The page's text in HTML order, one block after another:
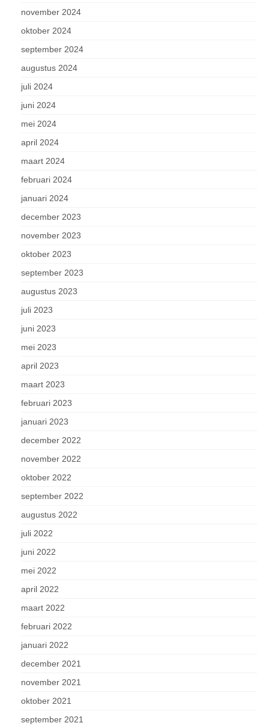
november 2024
oktober 2024
september 2024
augustus 2024
juli 2024
juni 2024
mei 2024
april 2024
maart 2024
februari 2024
januari 2024
december 2023
november 2023
oktober 2023
september 2023
augustus 2023
juli 2023
juni 2023
mei 2023
april 2023
maart 2023
februari 2023
januari 2023
december 2022
november 2022
oktober 2022
september 2022
augustus 2022
juli 2022
juni 2022
mei 2022
april 2022
maart 2022
februari 2022
januari 2022
december 2021
november 2021
oktober 2021
september 2021